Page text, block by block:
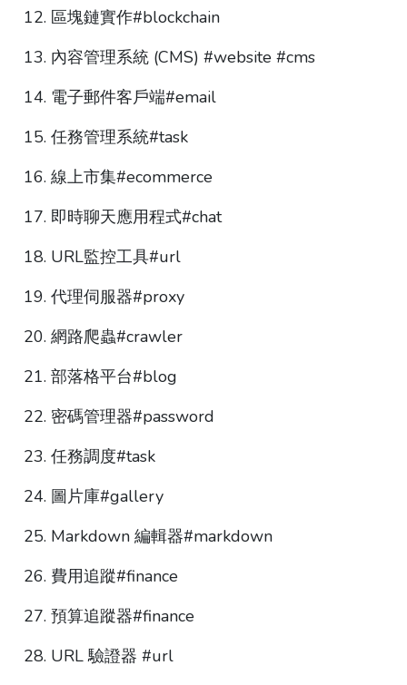
區塊鏈實作#blockchain
內容管理系統 (CMS) #website #cms
電子郵件客戶端#email
任務管理系統#task
線上市集#ecommerce
即時聊天應用程式#chat
URL監控工具#url
代理伺服器#proxy
網路爬蟲#crawler
部落格平台#blog
密碼管理器#password
任務調度#task
圖片庫#gallery
Markdown 編輯器#markdown
費用追蹤#finance
預算追蹤器#finance
URL 驗證器 #url